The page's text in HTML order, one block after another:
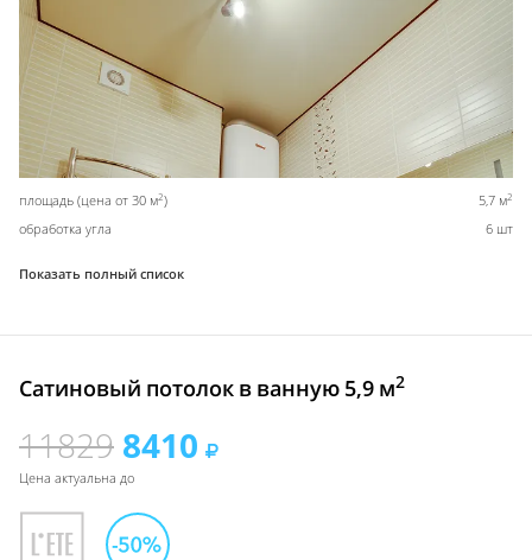
площадь (цена от 30 м2) 5,7 м2
обработка угла 6 шт
Показать полный список
Сатиновый потолок в ванную 5,9 м2
11829 8410
Цена актуальна до